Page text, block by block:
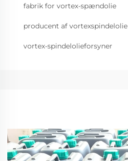
fabrik for vortex-spændolie
producent af vortexspindelolie
vortex-spindelolieforsyner